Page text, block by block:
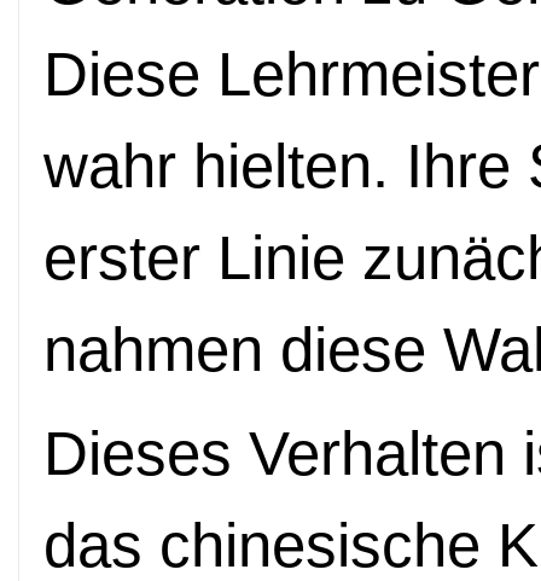
Diese
wahr hielten. Ihre
erster Linie
nahmen diese
Dieses Verhalten
das chinesische